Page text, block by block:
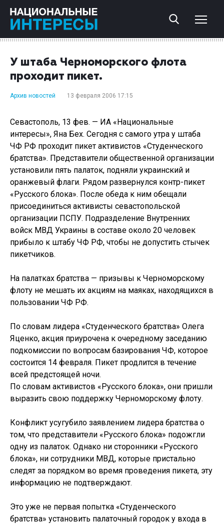
У штаба Черноморского флота
проходит пикет.
Архив новостей 13 февраля 2006 17:15
Севастополь, 13 фев. — ИА «Национальные
интересы», Яна Бех. Сегодня с самого утра у штаба
ЧФ РФ проходит пикет активистов «Студенческого
братства». Представители общественной организации
установили пять палаток, подняли украинский и
оранжевый флаги. Рядом развернулся контр-пикет
«Русского блока». После обеда к ним обещали
присоединиться активисты севастопольской
организации ПСПУ. Подразделение Внутренних
войск МВД Украины в составе около 20 человек
прибыло к штабу ЧФ РФ, чтобы не допустить стычек
пикетчиков.
На палатках братства — призывы к Черноморскому
флоту не мешать их акциям на маяках, находящихся в
пользовании ЧФ РФ.
По словам лидера «Студенческого братства» Олега
Яценко, акция приурочена к очередному заседанию
подкомиссии по вопросам базирования ЧФ, которое
состоится 14 февраля. Пикет продлится в течение
всей предстоящей ночи.
По словам активистов «Русского блока», они пришли
выразить свою поддержку Черноморскому флоту.
Конфликт усугубило заявлением лидера братства о
том, что представители «Русского блока» подожгли
одну из палаток. Однако ни сторонники «Русского
блока», ни сотрудники МВД, которые пристально
следят за порядком во время проведения пикета, эту
информацию не подтверждают.
Это уже не первая попытка «Студенческого
братства» установить палаточный городок у входа в